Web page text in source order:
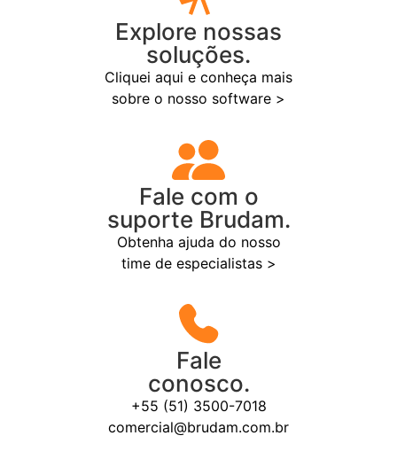
Explore nossas
soluções.
Cliquei aqui e conheça mais
sobre o nosso software >
Fale com o
suporte Brudam.
Obtenha ajuda do nosso
time de especialistas >
Fale
conosco.
+55 (51) 3500-7018
comercial@brudam.com.br